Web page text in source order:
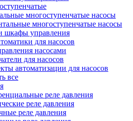
многоступенчатые насосы
многоступенчатые насосы
шкафы управления
для насосов
насосами
для насосов
автоматизации для насосов
все
реле давления
реле давления
реле давления